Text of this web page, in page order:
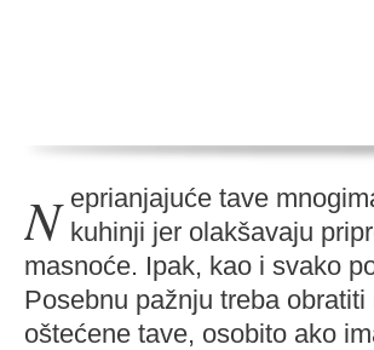
Neprianjajuće tave mnogima su svakodnevni saveznik u kuhinji jer olakšavaju
masnoće. Ipak, kao i svako
Posebnu pažnju treba
oštećene tave, osobito ako